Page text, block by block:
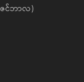
ဇင်ဘာလ)